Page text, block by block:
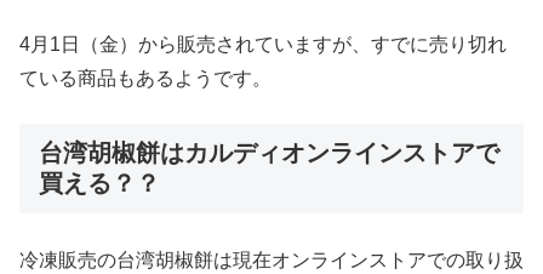
4月1日（金）から販売されていますが、すでに売り切れ
ている商品もあるようです。
台湾胡椒餅はカルディオンラインストアで
買える？？
冷凍販売の台湾胡椒餅は現在オンラインストアでの取り扱